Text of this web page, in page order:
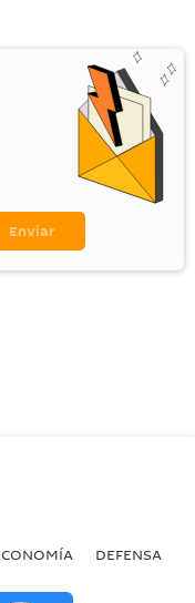
DEFENSA